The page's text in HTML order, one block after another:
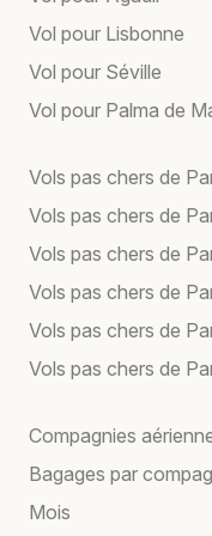
Vol pour Lisbonne
Vol pour Séville
Vol pour Palma de
Vols pas chers de
Vols pas chers de
Vols pas chers de
Vols pas chers de
Vols pas chers de
Vols pas chers de
Compagnies
Bagages par
Mois